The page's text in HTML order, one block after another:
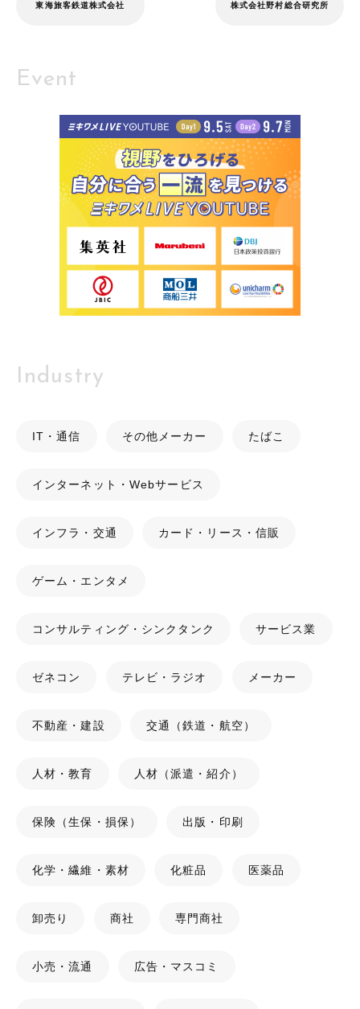
東海旅客鉄道株式会社 株式会社野村総合研究所
Event
Industry
IT・通信 その他メーカー たばこ
インターネット・Webサービス
インフラ・交通 カード・リース・信販
ゲーム・エンタメ
コンサルティング・シンクタンク サービス業
ゼネコン テレビ・ラジオ メーカー
不動産・建設 交通（鉄道・航空）
人材・教育 人材（派遣・紹介）
保険（生保・損保） 出版・印刷
化学・繊維・素材 化粧品 医薬品
卸売り 商社 専門商社
小売・流通 広告・マスコミ